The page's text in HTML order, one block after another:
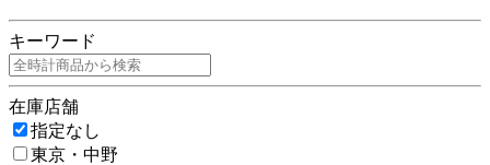
キーワード
在庫店舗
指定なし
東京・中野